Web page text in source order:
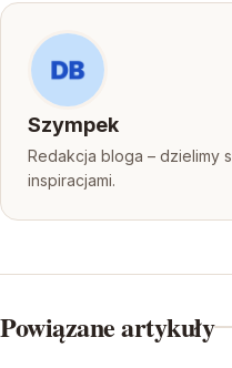
Szympek
Redakcja bloga – dzielimy
inspiracjami.
Powiązane artykuły